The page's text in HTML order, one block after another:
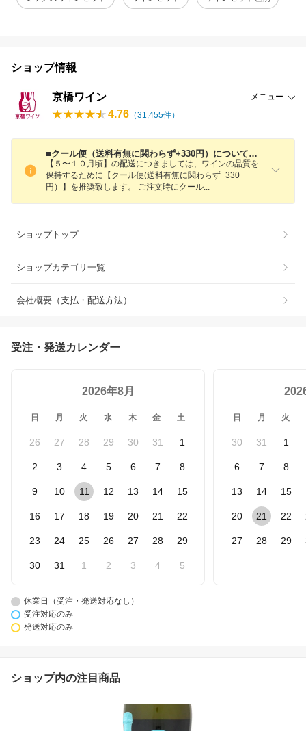
ショップ情報
京橋ワイン メニュー
4.76 （31,455件）
■クール便（送料有無に関わらず+330円）についてのご案内■
【５〜１０月頃】の配送につきましては、ワインの品質を
保持するために【クール便(送料有無に関わらず+330
円）】を推奨致します。 ご注文時にクール
ショップトップ
ショップカテゴリ一覧
会社概要（支払・配送方法）
受注・発送カレンダー
2026年8月
日 月 火 水 木 金 土
26 27 28 29 30 31 1
2 3 4 5 6 7 8
9 10 11 12 13 14 15
16 17 18 19 20 21 22
23 24 25 26 27 28 29
30 31 1 2 3 4 5
日 月 火
30 31 1
6 7 8
13 14 15
20 21 22
27 28 29
休業日（受注・発送対応なし）
受注対応のみ
発送対応のみ
ショップ内の注目商品